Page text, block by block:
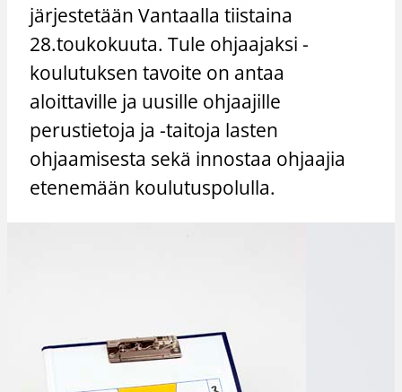
järjestetään Vantaalla tiistaina
28.toukokuuta. Tule ohjaajaksi -
koulutuksen tavoite on antaa
aloittaville ja uusille ohjaajille
perustietoja ja -taitoja lasten
ohjaamisesta sekä innostaa ohjaajia
etenemään koulutuspolulla.